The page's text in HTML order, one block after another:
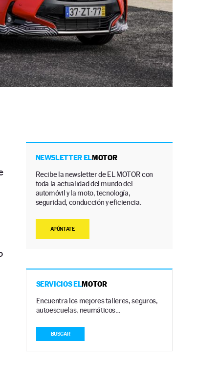
NEWSLETTER ELMOTOR
Recibe la newsletter de EL MOTOR con
toda la actualidad del mundo del
automóvil y la moto, tecnología,
seguridad, conducción y eficiencia.
APÚNTATE
SERVICIOS ELMOTOR
Encuentra los mejores talleres, seguros,
autoescuelas, neumáticos…
BUSCAR